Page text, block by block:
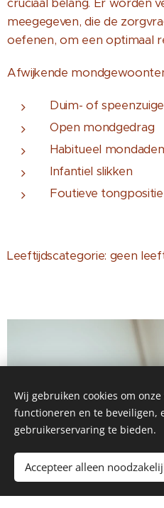
cruciaal belang. Er worden
meegegeven, die de
oefenen, om een optimaal
Afwijkende
Duim- of
Open mondgedrag
Habitueel
Infantiel slikken
Foutieve
Leeftijdscategorie: geen
Wij gebruiken cookies om
functioneren en te beveiligen,
gebruikerservaring te bieden.
Accepteer alleen